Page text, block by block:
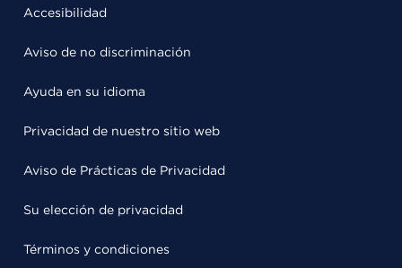
Accesibilidad
Aviso de no discriminación
Ayuda en su idioma
Privacidad de nuestro sitio web
Aviso de Prácticas de Privacidad
Su elección de privacidad
Términos y condiciones